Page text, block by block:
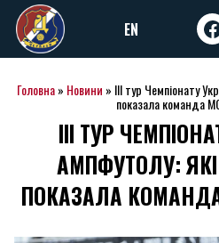
Skip
to
content
EN
Головна» Новини » ІІІ тур Чемпіонату
показала команда
ІІІ ТУР
АМПФУТОЛУ:
ПОКАЗАЛА